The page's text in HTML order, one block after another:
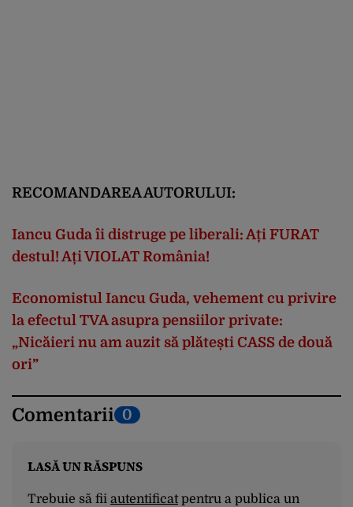
RECOMANDAREA AUTORULUI:
Iancu Guda îi distruge pe liberali: Ați FURAT
destul! Ați VIOLAT România!
Economistul Iancu Guda, vehement cu privire
la efectul TVA asupra pensiilor private:
„Nicăieri nu am auzit să plătești CASS de două
ori”
Comentarii 0
LASĂ UN RĂSPUNS
Trebuie să fii autentificatpentru a publica un